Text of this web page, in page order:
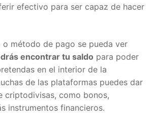
efectivo para ser capaz de hacer
o método de pago se pueda ver
encontrar tu saldo para poder
en el interior de la
de las plataformas puedes dar
criptodivisas, como bonos,
instrumentos financieros.